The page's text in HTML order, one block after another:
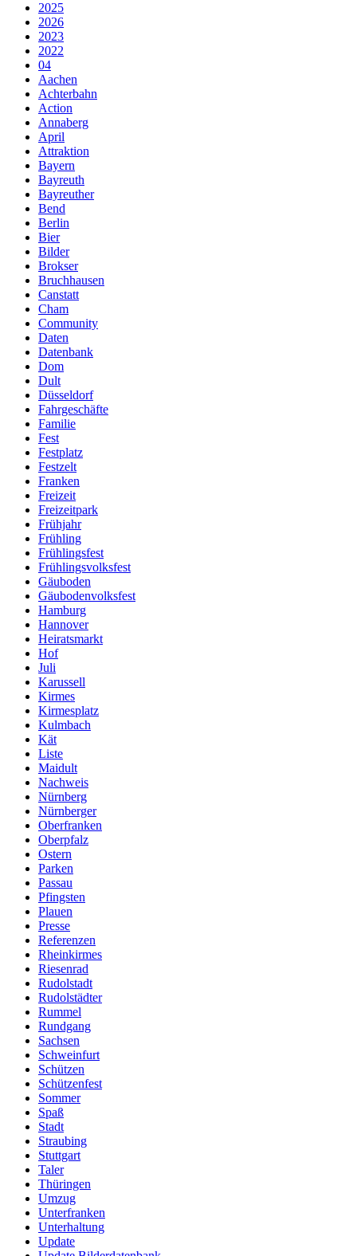
2025
2026
2023
2022
04
Aachen
Achterbahn
Action
Annaberg
April
Attraktion
Bayern
Bayreuth
Bayreuther
Bend
Berlin
Bier
Bilder
Brokser
Bruchhausen
Canstatt
Cham
Community
Daten
Datenbank
Dom
Dult
Düsseldorf
Fahrgeschäfte
Familie
Fest
Festplatz
Festzelt
Franken
Freizeit
Freizeitpark
Frühjahr
Frühling
Frühlingsfest
Frühlingsvolksfest
Gäuboden
Gäubodenvolksfest
Hamburg
Hannover
Heiratsmarkt
Hof
Juli
Karussell
Kirmes
Kirmesplatz
Kulmbach
Kät
Liste
Maidult
Nachweis
Nürnberg
Nürnberger
Oberfranken
Oberpfalz
Ostern
Parken
Passau
Pfingsten
Plauen
Presse
Referenzen
Rheinkirmes
Riesenrad
Rudolstadt
Rudolstädter
Rummel
Rundgang
Sachsen
Schweinfurt
Schützen
Schützenfest
Sommer
Spaß
Stadt
Straubing
Stuttgart
Taler
Thüringen
Umzug
Unterfranken
Unterhaltung
Update